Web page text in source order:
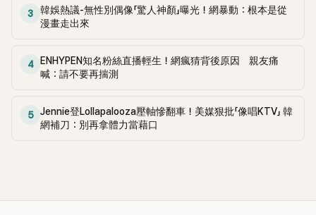
現一直都很好...
成功轉虧為盈。 下面是韓網的評論翻譯 1.這也難怪，出道20年
了，真的是明星中的明星。2.對於那個經紀公司來說，簡直是
是另一個等級。 4.哇，真的不知道有多少錢...好羨慕喔。5.
喔...那他要在那裡繳一半的稅嗎？6.他的版權費應該也不少吧
力和明星魅力都太強大了，哈哈，作曲、作詞、舞蹈、設計、
時尚品味、偶像力，什麼都不缺。應該會一直是超級明星，真
會有需要改善的地方。3.即使彩排過，首場演唱會還是充滿失
誤...因為是人來表演的嘛，我會抱著這種想法去看，但首場和
饋後就改善了。雖然有人說不如不要去首場，但還是有很多人
因為不想被劇透而只去首場。5.真的是沒彩排嗎？觀眾在與不
方，我能理解這是首場的魅力所在，還可以接受。但如果音響
效果太糟糕就真的是惱火了...這可不是可以理解的問題，當天
3
韓娛熱議-無性別偶像「驚人神顏」曝光！網暴動：根本是從
漫畫走出來
4
ENHYPEN知名粉絲直播輕生！網瘋猜背後原因 親友痛
喊：請不要再揣測
5
Jennie登Lollapalooza壓軸慘翻車！美媒狠批「像唱KTV」 韓
網補刀：別再拿體力當藉口